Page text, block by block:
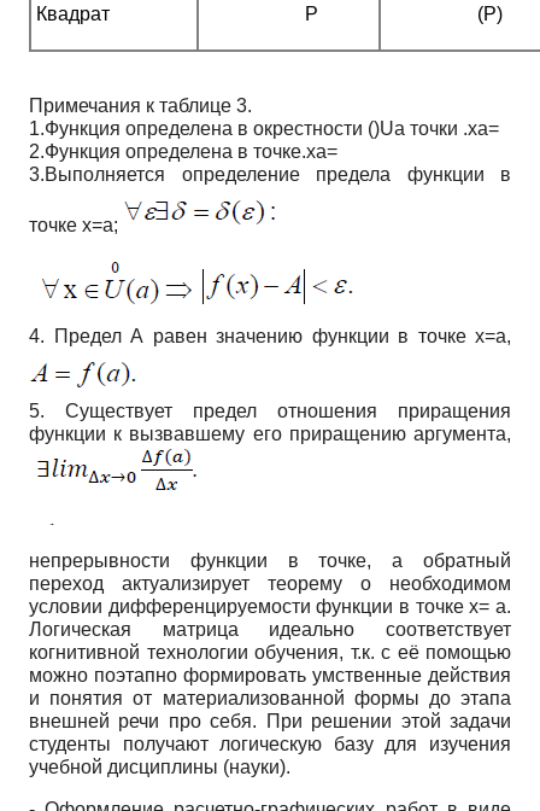
Квадрат Р (P)
Примечания к таблице 3.
1.Функция определена в окрестности ()Ua точки .xa=
2.Функция определена в точке.xa=
3.Выполняется определение предела функции в
точке x=a;
4. Предел А равен значению функции в точке x=a,
5. Существует предел отношения приращения
функции к вызвавшему его приращению аргумента,
непрерывности функции в точке, а обратный
переход актуализирует теорему о необходимом
условии дифференцируемости функции в точкеx=a.
Логическая матрица идеально соответствует
когнитивной технологии обучения, т.к. с её помощью
можно поэтапно формировать умственные действия
и понятия от материализованной формы до этапа
внешней речи про себя. При решении этой задачи
студенты получают логическую базу для изучения
учебной дисциплины (науки).